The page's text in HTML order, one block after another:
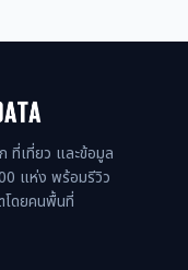
ที่เที่ยว และข้อมูล
แห่ง พร้อมรีวิว
โดยคนพื้นที่